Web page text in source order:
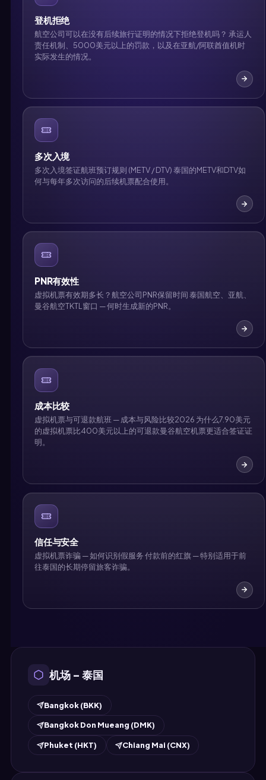
登机拒绝
航空公司可以在没有后续旅行证明的情况下拒绝登机吗？ 承运人
责任机制、5000美元以上的罚款，以及在亚航/阿联酋值机时
实际发生的情况。
多次入境
多次入境签证航班预订规则 (METV / DTV) 泰国的METV和DTV如
何与每年多次访问的后续机票配合使用。
PNR有效性
虚拟机票有效期多长？航空公司PNR保留时间 泰国航空、亚航、
曼谷航空TKTL窗口 — 何时生成新的PNR。
成本比较
虚拟机票与可退款航班 — 成本与风险比较2026 为什么7.90美元
的虚拟机票比400美元以上的可退款曼谷航空机票更适合签证证
明。
信任与安全
虚拟机票诈骗 — 如何识别假服务 付款前的红旗 — 特别适用于前
往泰国的长期停留旅客诈骗。
机场 – 泰国
Bangkok (BKK)
Bangkok Don Mueang (DMK)
Phuket (HKT) Chiang Mai (CNX)